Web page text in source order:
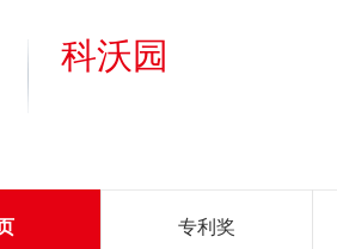
科沃园
专利奖